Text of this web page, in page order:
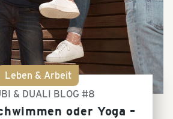
Leben & Arbeit
& DUALI BLOG #8
oder Yoga –